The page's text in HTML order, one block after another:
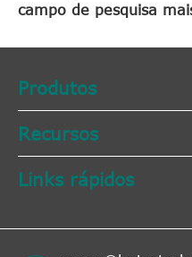
campo de pesquisa
Produtos
Recursos
Links rápidos